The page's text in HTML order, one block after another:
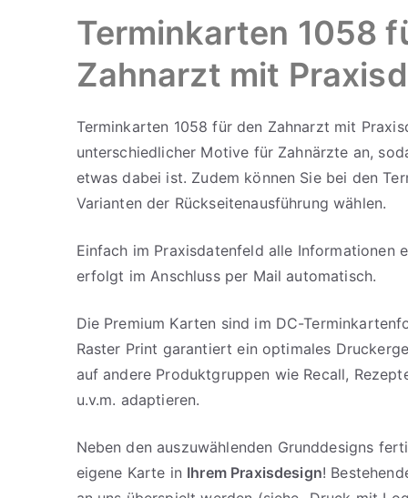
Terminkarten 1058
Zahnarzt mit
Terminkarten 1058 für den Zahnarzt mit
unterschiedlicher Motive für Zahnärzte an,
etwas dabei ist. Zudem können Sie bei den
Varianten der Rückseitenausführung wählen.
Einfach im Praxisdatenfeld alle Informationen
erfolgt im Anschluss per Mail automatisch.
Die Premium Karten sind im DC-
Raster Print garantiert ein optimales
auf andere Produktgruppen wie Recall,
u.v.m. adaptieren.
Neben den auszuwählenden Grunddesigns
eigene Karte in Ihrem Praxisdesign!